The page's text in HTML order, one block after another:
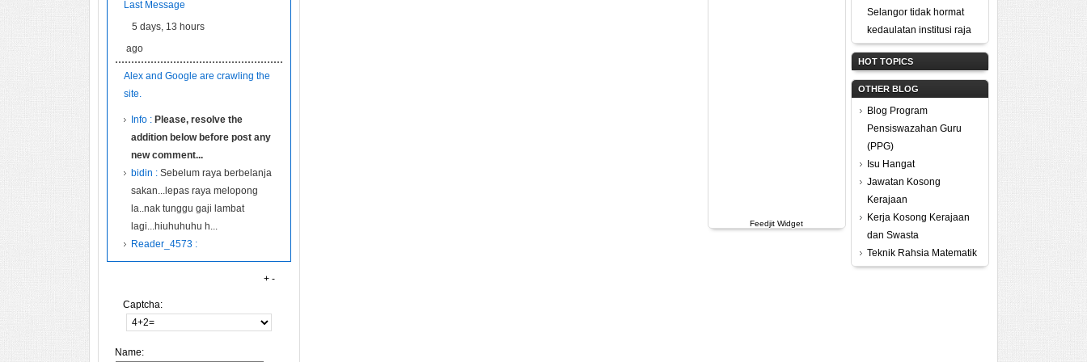
Last Message
5 days, 13 hours
ago
Alex and Google are crawling the
site.
Info : Please, resolve the
addition below before post any
new comment...
bidin : Sebelum raya berbelanja
sakan...lepas raya melopong
la..nak tunggu gaji lambat
lagi...hiuhuhuhu h...
Reader_4573 :
+ -
Captcha:
Name:
Feedjit Widget
Selangor tidak hormat
kedaulatan institusi raja
HOT TOPICS
OTHER BLOG
Blog Program
Pensiswazahan Guru
(PPG)
Isu Hangat
Jawatan Kosong
Kerajaan
Kerja Kosong Kerajaan
dan Swasta
Teknik Rahsia Matematik